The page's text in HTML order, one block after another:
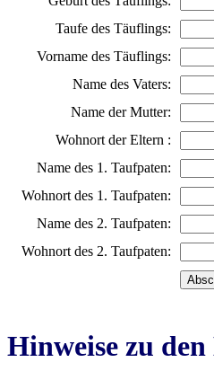
Taufe des Täuflings:
Vorname des Täuflings:
Name des Vaters:
Name der Mutter:
Wohnort der Eltern :
Name des 1. Taufpaten:
Wohnort des 1. Taufpaten:
Name des 2. Taufpaten:
Wohnort des 2. Taufpaten:
Hinweise zu